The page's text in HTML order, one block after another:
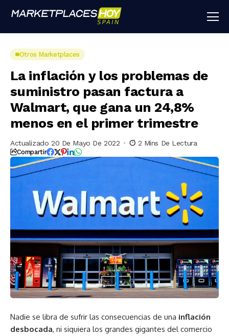
Otros Marketplaces
La inflación y los problemas de
suministro pasan factura a
Walmart, que gana un 24,8%
menos en el primer trimestre
Actualizado 20 De Mayo De 2022 2 Mins De Lectura
Compartir
Nadie se libra de sufrir las consecuencias de una inflación
desbocada, ni siquiera los grandes gigantes del comercio